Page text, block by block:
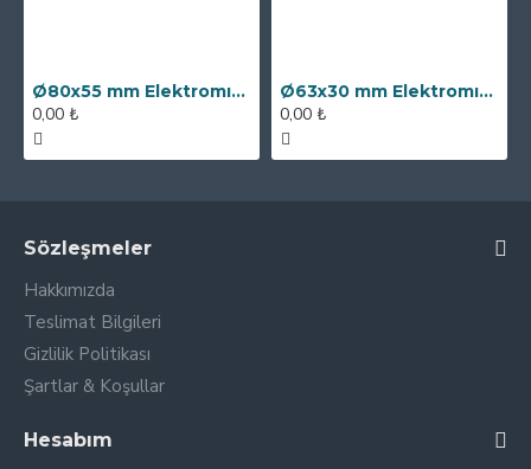
Ø80x55 mm Elektromıknatıs - 250 kg Çekim Gücü
0,00 ₺
Ø63x30 mm Elektromıknatıs - 100 kg Çekim Gücü
0,00 ₺
Sözleşmeler
Hakkımızda
Teslimat Bilgileri
Gizlilik Politikası
Şartlar & Koşullar
Hesabım